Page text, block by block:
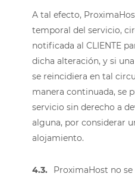
A tal efecto,
temporal del servicio,
notificada al CLIENTE
dicha alteración, y si
se reincidiera en tal
manera continuada, se
servicio sin derecho a
alguna, por considerar
alojamiento.
4.3. ProximaHost no se